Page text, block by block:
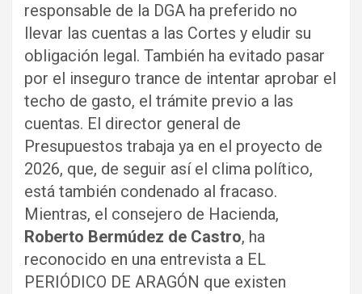
responsable de la DGA ha preferido no
llevar las cuentas a las Cortes y eludir su
obligación legal. También ha evitado pasar
por el inseguro trance de intentar aprobar el
techo de gasto, el trámite previo a las
cuentas. El director general de
Presupuestos trabaja ya en el proyecto de
2026, que, de seguir así el clima político,
está también condenado al fracaso.
Mientras, el consejero de Hacienda,
Roberto Bermúdez de Castro, ha
reconocido en una entrevista a EL
PERIÓDICO DE ARAGÓN que existen